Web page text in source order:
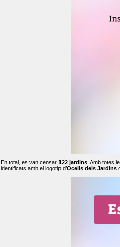
En total, es van censar 122 jardins . Amb totes
identificats amb el logotip d’Ocells dels Jardins